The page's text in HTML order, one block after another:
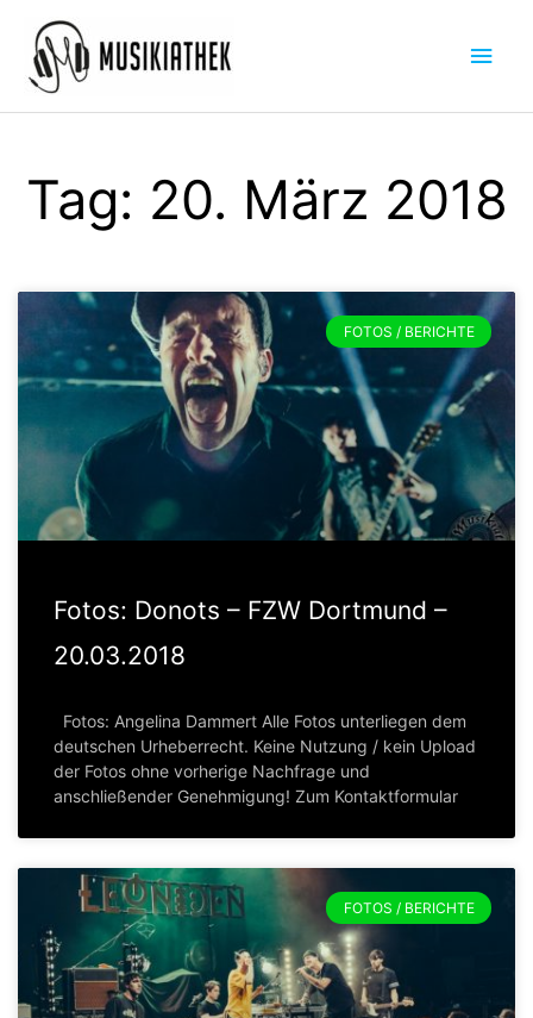
Inhalt
springen
Tag: 20. März 2018
FOTOS / BERICHTE
Fotos: Donots – FZW Dortmund –
20.03.2018
Fotos: Angelina Dammert Alle Fotos unterliegen dem
deutschen Urheberrecht. Keine Nutzung / kein Upload
der Fotos ohne vorherige Nachfrage und
anschließender Genehmigung! Zum Kontaktformular
FOTOS / BERICHTE